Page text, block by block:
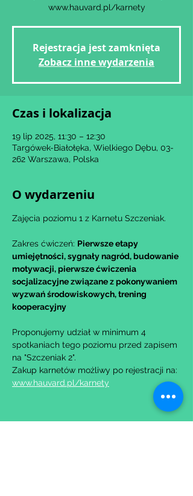
www.hauvard.pl/karnety
Rejestracja jest zamknięta
Zobacz inne wydarzenia
Czas i lokalizacja
19 lip 2025, 11:30 – 12:30
Targówek-Białołęka, Wielkiego Dębu, 03-
262 Warszawa, Polska
O wydarzeniu
Zajęcia poziomu 1 z Karnetu Szczeniak.
Zakres ćwiczeń: Pierwsze etapy
umiejętności, sygnały nagród, budowanie
motywacji, pierwsze ćwiczenia
socjalizacyjne związane z pokonywaniem
wyzwań środowiskowych, trening
kooperacyjny
Proponujemy udział w minimum 4
spotkaniach tego poziomu przed zapisem
na "Szczeniak 2".
Zakup karnetów możliwy po rejestracji na:
www.hauvard.pl/karnety